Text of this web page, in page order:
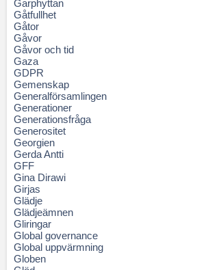
Garphyttan
Gåtfullhet
Gåtor
Gåvor
Gåvor och tid
Gaza
GDPR
Gemenskap
Generalförsamlingen
Generationer
Generationsfråga
Generositet
Georgien
Gerda Antti
GFF
Gina Dirawi
Girjas
Glädje
Glädjeämnen
Gliringar
Global governance
Global uppvärmning
Globen